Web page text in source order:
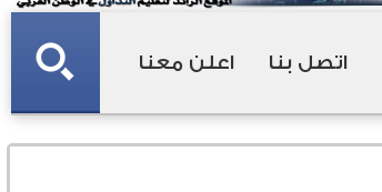
اتصل بنا اعلن معنا